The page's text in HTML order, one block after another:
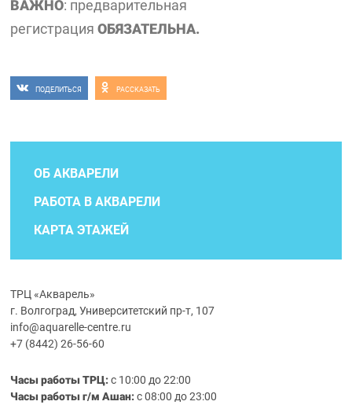
ВАЖНО: предварительная
регистрация ОБЯЗАТЕЛЬНА.
ПОДЕЛИТЬСЯ РАССКАЗАТЬ
ОБ АКВАРЕЛИ
РАБОТА В АКВАРЕЛИ
КАРТА ЭТАЖЕЙ
ТРЦ «Акварель»
г. Волгоград, Университетский пр-т, 107
info@aquarelle-centre.ru
+7 (8442) 26-56-60
Часы работы ТРЦ:с 10:00 до 22:00
Часы работы г/м Ашан:с 08:00 до 23:00